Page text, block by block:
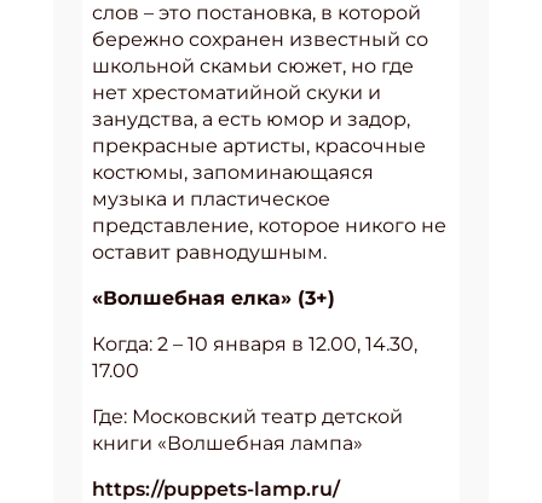
слов – это постановка, в которой
бережно сохранен известный со
школьной скамьи сюжет, но где
нет хрестоматийной скуки и
занудства, а есть юмор и задор,
прекрасные артисты, красочные
костюмы, запоминающаяся
музыка и пластическое
представление, которое никого не
оставит равнодушным.
«Волшебная елка» (3+)
Когда: 2 – 10 января в 12.00, 14.30,
17.00
Где: Московский театр детской
книги «Волшебная лампа»
https://puppets-lamp.ru/